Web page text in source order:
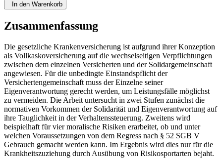
In den Warenkorb
Zusammenfassung
Die gesetzliche Krankenversicherung ist aufgrund ihrer Konzeption
als Vollkaskoversicherung auf die wechselseitigen Verpflichtungen
zwischen dem einzelnen Versicherten und der Solidargemeinschaft
angewiesen. Für die unbedingte Einstandspflicht der
Versichertengemeinschaft muss der Einzelne seiner
Eigenverantwortung gerecht werden, um Leistungsfälle möglichst
zu vermeiden. Die Arbeit untersucht in zwei Stufen zunächst die
normativen Vorkommen der Solidarität und Eigenverantwortung auf
ihre Tauglichkeit in der Verhaltenssteuerung. Zweitens wird
beispielhaft für vier moralische Risiken erarbeitet, ob und unter
welchen Voraussetzungen von dem Regress nach § 52 SGB V
Gebrauch gemacht werden kann. Im Ergebnis wird dies nur für die
Krankheitszuziehung durch Ausübung von Risikosportarten bejaht.